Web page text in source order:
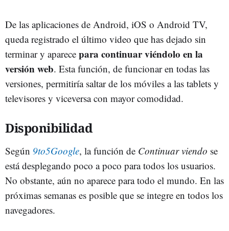
De las aplicaciones de Android, iOS o Android TV,
queda registrado el último video que has dejado sin
terminar y aparece para continuar viéndolo en la
versión web. Esta función, de funcionar en todas las
versiones, permitiría saltar de los móviles a las tablets y
televisores y viceversa con mayor comodidad.
Disponibilidad
Según 9to5Google, la función de Continuar viendo se
está desplegando poco a poco para todos los usuarios.
No obstante, aún no aparece para todo el mundo. En las
próximas semanas es posible que se integre en todos los
navegadores.